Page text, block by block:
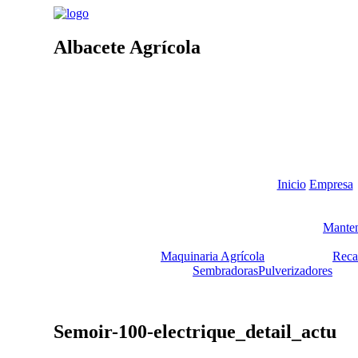
Albacete Agrícola
Inicio Empresa
Maquinaria Agrícola
SembradorasPulverizadores
Semoir-100-electrique_detail_actu